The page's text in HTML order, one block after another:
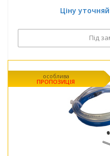
Ціну
Під
особлива
ПРОПОЗИЦІЯ